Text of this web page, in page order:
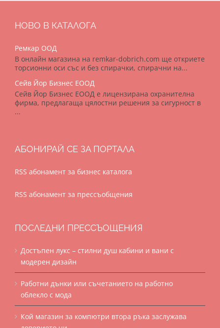
НОВО В КАТАЛОГА
Ремкар ООД
В онлайн магазина на remkar-dobrich.com ще откриете
торсионни оси със и без спирачки, спирачни на...
Сейв Йор Бизнес ЕООД
Сейв Йор Бизнес ЕООД е лицензирана охранителна
фирма, предлагаща цялостни решения за сигурност в
...
АБОНИРАЙ СЕ ЗА ПОРТАЛА
RSS абонамент за бизнес каталога
RSS абонамент за прессъобщения
ПОСЛЕДНИ ПРЕССЪОЩЕНИЯ
Достъпен лукс – стилни душ кабини и вани с
модерен дизайн
Работни дънки или съчетанието на работно
облекло с мода
Кой магазин за компютри втора ръка заслужава